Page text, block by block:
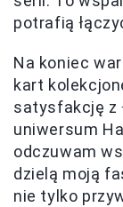
potrafią
Na koniec
kart
satysfakcję z
uniwersum
odczuwam
dzielą moją
nie tylko